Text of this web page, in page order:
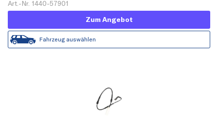
Art.-Nr. 1440-57901
Zum Angebot
Fahrzeug auswählen